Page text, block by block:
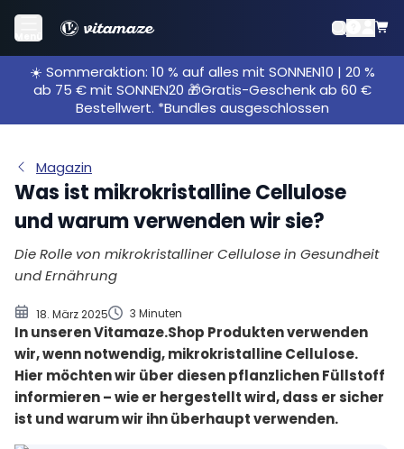
Menü
☀️ Sommeraktion: 10 % auf alles mit SONNEN10 | 20 %
ab 75 € mit SONNEN20 🎁Gratis-Geschenk ab 60 €
Bestellwert. *Bundles ausgeschlossen
Magazin
Was ist mikrokristalline Cellulose
und warum verwenden wir sie?
Die Rolle von mikrokristalliner Cellulose in Gesundheit
und Ernährung
18. März 2025 3 Minuten
In unseren Vitamaze.Shop Produkten verwenden
wir, wenn notwendig, mikrokristalline Cellulose.
Hier möchten wir über diesen pflanzlichen Füllstoff
informieren – wie er hergestellt wird, dass er sicher
ist und warum wir ihn überhaupt verwenden.
Mikrokristalline Cellulose: die Fakten
Was ist überhaupt mikrokristalline Cellulose?
Wie wird mikrokristalline Cellulose hergestellt?
Warum verwendet Vitamaze mikrokristalline
Cellulose?
Gibt es Nanopartikel in mikrokristalliner Cellulose?